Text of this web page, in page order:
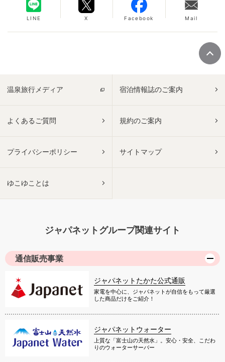
LINE X Facebook Mail
温泉旅行メディア 宿泊情報誌のご案内
よくあるご質問 規約のご案内
プライバシーポリシー サイトマップ
ゆこゆことは
ジャパネットグループ関連サイト
通信販売事業
ジャパネットたかた公式通販
家電を中心に、ジャパネットが自信をもって厳選
した商品だけをご紹介！
ジャパネットウォーター
上質な「富士山の天然水」。安心・安全、こだわ
りのウォーターサーバー